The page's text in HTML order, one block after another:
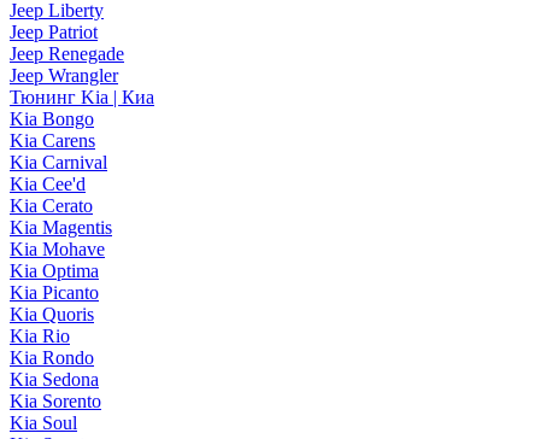
Jeep Liberty
Jeep Patriot
Jeep Renegade
Jeep Wrangler
Тюнинг Kia | Киа
Kia Bongo
Kia Carens
Kia Carnival
Kia Cee'd
Kia Cerato
Kia Magentis
Kia Mohave
Kia Optima
Kia Picanto
Kia Quoris
Kia Rio
Kia Rondo
Kia Sedona
Kia Sorento
Kia Soul